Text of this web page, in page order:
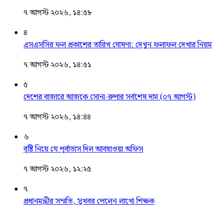
৭ আগস্ট ২০২৬, ১৪:৫৮
৪
এসএসসির ফল প্রকাশের তারিখ ঘোষণা: দেখুন ফলাফল দেখার নিয়ম
৭ আগস্ট ২০২৬, ১৪:৫১
৫
দেশের বাজারে আজকে সোনা-রুপার সর্বশেষ দাম (০৭ আগস্ট)
৭ আগস্ট ২০২৬, ১৪:৪৪
৬
বৃষ্টি নিয়ে যে পূর্বাভাস দিল আবহাওয়া অফিস
৭ আগস্ট ২০২৬, ১২:২৫
৭
প্রধানমন্ত্রীর সম্মতি, সুখবর পেলেন লাখো শিক্ষক